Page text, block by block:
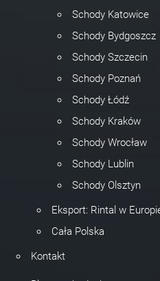
Schody Katowice
Schody Bydgoszcz
Schody Szczecin
Schody Poznań
Schody Łódź
Schody Kraków
Schody Wrocław
Schody Lublin
Schody Olsztyn
Eksport: Rintal w
Cała Polska
Kontakt